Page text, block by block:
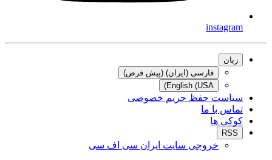
instagram
زبان
فارسی (ایران) (پیش فرض)
English (USA)
سیاست حفظ حریم خصوصی
تماس با ما
کوکی ها
RSS
خروجی سایت ایران سی اف سی